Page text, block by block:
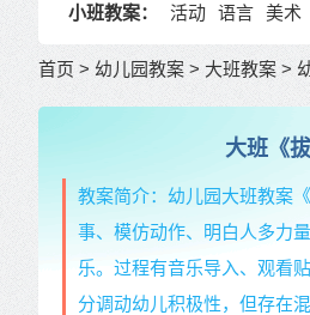
小班教案：
活动 语言 美术
首页 > 幼儿园教案 > 大班教案 >
大班《
教案简介：幼儿园大班教案
事、模仿动作、明白人多力
乐。过程有音乐导入、观看
分调动幼儿积极性，但存在